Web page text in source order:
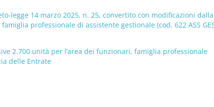
legge 14 marzo 2025, n. 25, convertito con modificazioni
professionale di assistente gestionale (cod. 622 ASS
2.700 unità per l’area dei funzionari, famiglia professionale
delle Entrate